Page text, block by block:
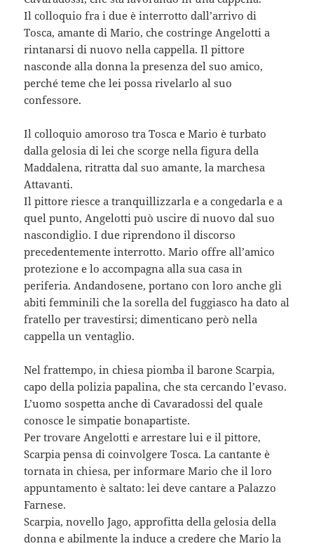
Il colloquio fra i due è interrotto dall’arrivo di
Tosca, amante di Mario, che costringe Angelotti a
rintanarsi di nuovo nella cappella. Il pittore
nasconde alla donna la presenza del suo amico,
perché teme che lei possa rivelarlo al suo
confessore.
Il colloquio amoroso tra Tosca e Mario è turbato
dalla gelosia di lei che scorge nella figura della
Maddalena, ritratta dal suo amante, la marchesa
Attavanti.
Il pittore riesce a tranquillizzarla e a congedarla e a
quel punto, Angelotti può uscire di nuovo dal suo
nascondiglio. I due riprendono il discorso
precedentemente interrotto. Mario offre all’amico
protezione e lo accompagna alla sua casa in
periferia. Andandosene, portano con loro anche gli
abiti femminili che la sorella del fuggiasco ha dato al
fratello per travestirsi; dimenticano però nella
cappella un ventaglio.
Nel frattempo, in chiesa piomba il barone Scarpia,
capo della polizia papalina, che sta cercando l’evaso.
L’uomo sospetta anche di Cavaradossi del quale
conosce le simpatie bonapartiste.
Per trovare Angelotti e arrestare lui e il pittore,
Scarpia pensa di coinvolgere Tosca. La cantante è
tornata in chiesa, per informare Mario che il loro
appuntamento è saltato: lei deve cantare a Palazzo
Farnese.
Scarpia, novello Jago, approfitta della gelosia della
donna e abilmente la induce a credere che Mario la